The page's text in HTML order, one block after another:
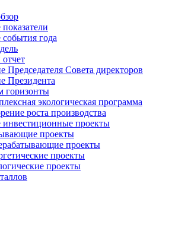
года
Председателя Совета директоров
Президента
горизонты
экологическая программа
роста производства
проекты
проекты
проекты
проекты
проекты